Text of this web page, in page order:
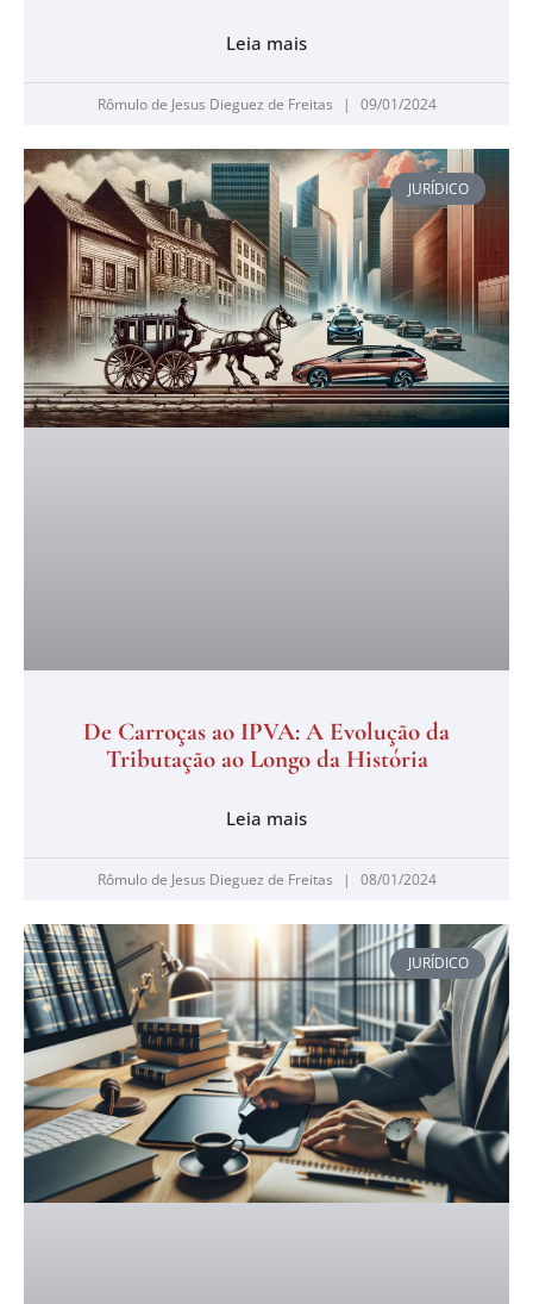
Leia mais
Rômulo de Jesus Dieguez de Freitas 09/01/2024
JURÍDICO
De Carroças ao IPVA: A Evolução da
Tributação ao Longo da História
Leia mais
Rômulo de Jesus Dieguez de Freitas 08/01/2024
JURÍDICO